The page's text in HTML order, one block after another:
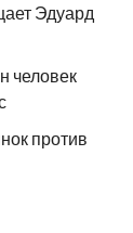
Эдуард
человек
против